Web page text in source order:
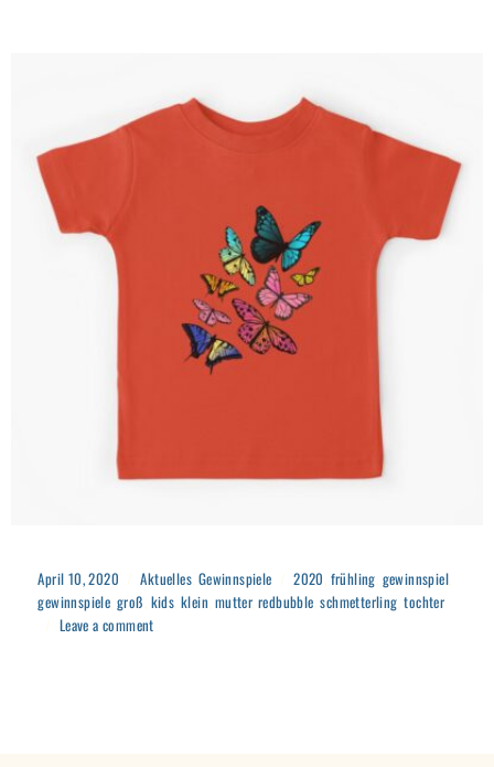
April 10, 2020 Aktuelles Gewinnspiele 2020 frühling gewinnspiel,
gewinnspiele ,groß kids klein mutter, redbubble ,schmetterling ,tochter
Leave a comment